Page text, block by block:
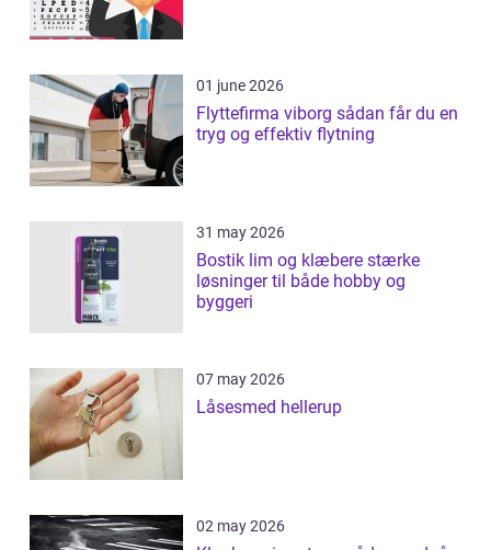
01 june 2026
Flyttefirma viborg sådan får du en
tryg og effektiv flytning
31 may 2026
Bostik lim og klæbere stærke
løsninger til både hobby og
byggeri
07 may 2026
Låsesmed hellerup
02 may 2026